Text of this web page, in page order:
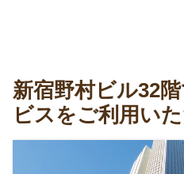
新宿野村ビル32
ビスをご利用い